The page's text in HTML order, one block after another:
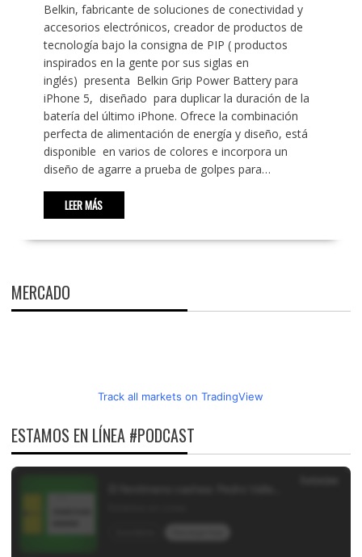
Belkin, fabricante de soluciones de conectividad y
accesorios electrónicos, creador de productos de
tecnología bajo la consigna de PIP ( productos
inspirados en la gente por sus siglas en
inglés) presenta Belkin Grip Power Battery para
iPhone 5, diseñado para duplicar la duración de la
batería del último iPhone. Ofrece la combinación
perfecta de alimentación de energía y diseño, está
disponible en varios de colores e incorpora un
diseño de agarre a prueba de golpes para…
LEER MÁS
MERCADO
Track all markets on TradingView
ESTAMOS EN LÍNEA #PODCAST